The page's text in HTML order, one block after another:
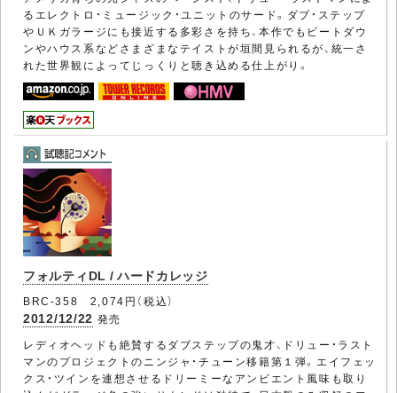
るエレクトロ・ミュージック・ユニットのサード。ダブ・ステップ
やＵＫガラージにも接近する多彩さを持ち、本作でもビートダウ
ンやハウス系などさまざまなテイストが垣間見られるが、統一さ
れた世界観によってじっくりと聴き込める仕上がり。
フォルティDL / ハードカレッジ
BRC-358 2,074円（税込）
2012/12/22 発売
レディオヘッドも絶賛するダブステップの鬼才、ドリュー・ラスト
マンのプロジェクトのニンジャ・チューン移籍第１弾。エイフェッ
クス・ツインを連想させるドリーミーなアンビエント風味も取り